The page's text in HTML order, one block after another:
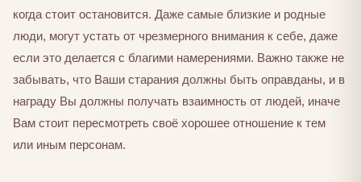
когда стоит остановится. Даже самые близкие и родные
люди, могут устать от чрезмерного внимания к себе, даже
если это делается с благими намерениями. Важно также не
забывать, что Ваши старания должны быть оправданы, и в
награду Вы должны получать взаимность от людей, иначе
Вам стоит пересмотреть своё хорошее отношение к тем
или иным персонам.